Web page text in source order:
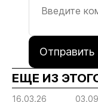
Отправить
ЕЩЕ ИЗ
16.03.26